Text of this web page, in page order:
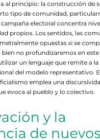
al principio: la construcción de
tipo de comunidad,
electoral concentra
propios. Los sentidos, las
opuestas si se
bien no profundizaremos en
un lenguaje que remite a
del modelo representativo.
emplea una
evoca al pueblo y lo colectivo.
y la
de nuevos